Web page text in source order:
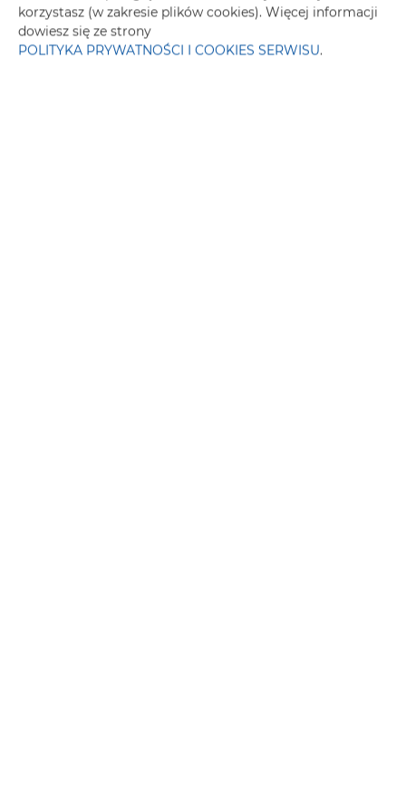
korzystasz (w zakresie plików cookies). Więcej informacji
dowiesz się ze strony
POLITYKA PRYWATNOŚCI I COOKIES SERWISU.